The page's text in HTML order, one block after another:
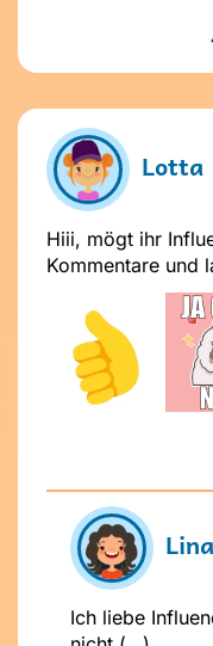
Ist mein
Ist mein
Möchte
mich
Lotta
Hiii, mögt ihr
Kommentare und
Lina
Ich liebe